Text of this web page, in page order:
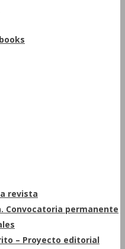
revista
Convocatoria permanente
– Proyecto editorial